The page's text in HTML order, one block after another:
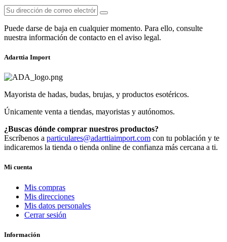
Puede darse de baja en cualquier momento. Para ello, consulte
nuestra información de contacto en el aviso legal.
Adarttia Import
Mayorista de hadas, budas, brujas, y productos esotéricos.
Únicamente venta a tiendas, mayoristas y autónomos.
¿Buscas dónde comprar nuestros productos?
Escríbenos a particulares@adarttiaimport.com con tu población y te
indicaremos la tienda o tienda online de confianza más cercana a ti.
Mi cuenta
Mis compras
Mis direcciones
Mis datos personales
Cerrar sesión
Información